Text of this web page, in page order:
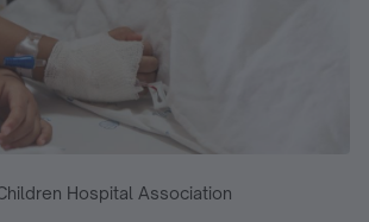
Hospital Association